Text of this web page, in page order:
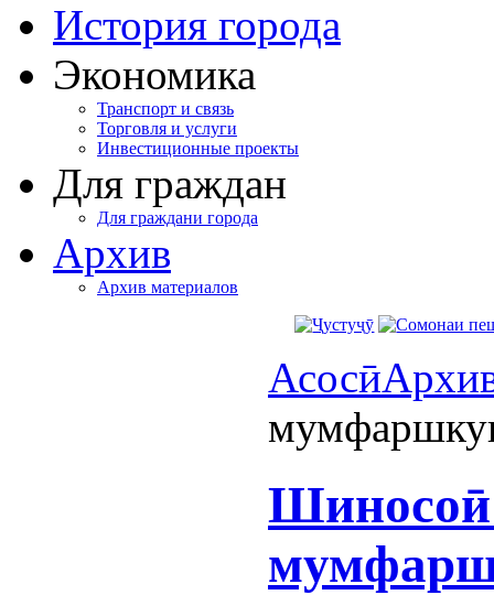
История города
Экономика
Транспорт и связь
Торговля и услуги
Инвестиционные проекты
Для граждан
Для граждани города
Архив
Архив материалов
Асосӣ
Шиносоӣ